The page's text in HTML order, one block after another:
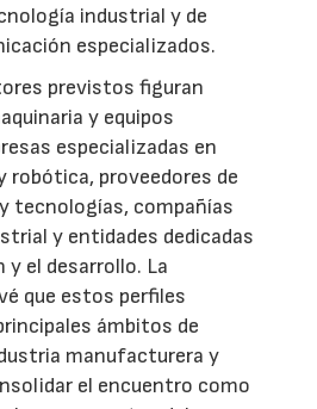
industrial y de
especializados.
previstos figuran
y equipos
especializadas en
proveedores de
tecnologías, compañías
y entidades dedicadas
el desarrollo. La
que estos perfiles
ámbitos de
manufacturera y
el encuentro como